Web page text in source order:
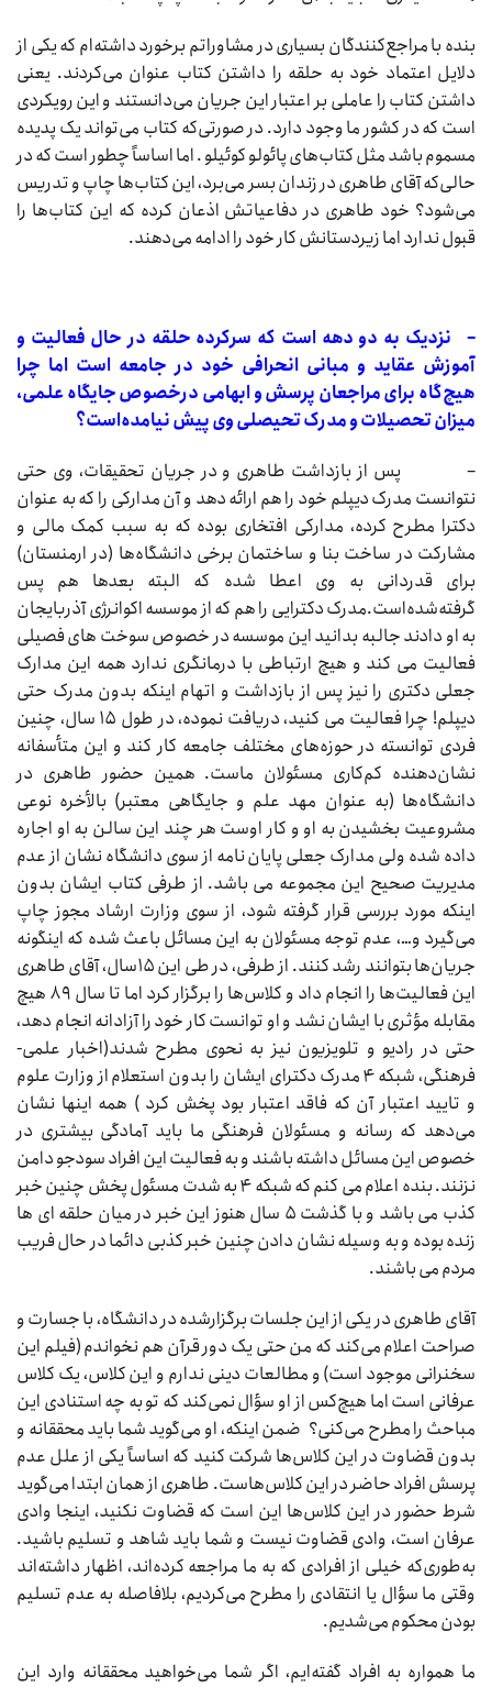
بنده با مراجع‌کنندگان بسیاری در مشاوراتم برخورد داشته‌ام که یکی از
دلایل اعتماد خود به حلقه را داشتن کتاب عنوان می‌کردند. یعنی
داشتن کتاب را عاملی بر اعتبار این جریان می‌دانستند و این رویکردی
است که در کشور ما وجود دارد. در صورتی‌که کتاب می‌تواند یک پدیده
مسموم باشد مثل کتاب‌های پائولو کوئیلو . اما اساساً چطور است که در
حالی‌که آقای طاهری در زندان بسر می‌برد، این کتاب‌ها چاپ و تدریس
می‌شود؟ خود طاهری در دفاعیاتش اذعان کرده که این کتاب‌ها را
قبول ندارد اما زیردستانش کار خود را ادامه می‌دهند.
– نزدیک به دو دهه است که سرکرده حلقه در حال فعالیت و
آموزش عقاید و مبانی انحرافی خود در جامعه است اما چرا
هیچ‌گاه برای مراجعان پرسش و ابهامی درخصوص جایگاه علمی،
‌میزان تحصیلات و مدرک تحیصلی وی پیش نیامده‌است؟
– پس از بازداشت طاهری و در جریان تحقیقات، وی حتی
نتوانست مدرک دیپلم خود را هم ارائه دهد و آن مدارکی را که به عنوان
دکترا مطرح کرده، مدارکی افتخاری بوده که به سبب کمک مالی و
مشارکت در ساخت بنا و ساختمان برخی دانشگاه‌ها (در ارمنستان)
برای قدردانی به وی اعطا شده که البته بعدها هم پس
گرفته‌شده‌است.مدرک دکترایی را هم که از موسسه اکوانرژی آذربایجان
به او دادند جالبه بدانید این موسسه در خصوص سوخت های فصیلی
فعالیت می کند و هیچ ارتباطی با درمانگری ندارد همه این مدارک
جعلی دکتری را نیز پس از بازداشت و اتهام اینکه بدون مدرک حتی
دیپلم! چرا فعالیت می کنید، دریافت نموده، در طول ۱۵ سال، چنین
فردی توانسته در حوزه‌های مختلف جامعه کار کند و این متأسفانه
نشان‌‌دهنده کم‌کاری مسئولان ماست. همین حضور طاهری در
دانشگاه‌ها (به عنوان مهد علم و جایگاهی معتبر) بالأخره نوعی
مشروعیت بخشیدن به او و کار اوست هر چند این سالن به او اجاره
داده شده ولی مدارک جعلی پایان نامه از سوی دانشگاه نشان از عدم
مدیریت صحیح این مجموعه می باشد. از طرفی کتاب ایشان بدون
اینکه مورد بررسی قرار گرفته شود، از سوی وزارت ارشاد مجوز چاپ
می‌‌گیرد و…، عدم توجه مسئولان به این مسائل باعث شده که اینگونه
جریان‌ها بتوانند رشد کنند. از طرفی، در طی این ۱۵سال، آقای طاهری
این فعالیت‌ها را انجام داد و کلاس‌ها را برگزار کرد اما تا سال ۸۹ هیچ
مقابله مؤثری با ایشان نشد و او توانست کار خود را آزادانه انجام دهد،
‌حتی در رادیو و تلویزیون نیز به نحوی مطرح شدند(اخبار علمی-
فرهنگی، شبکه ۴ مدرک دکترای ایشان را بدون استعلام از وزارت علوم
و تایید اعتبار آن که فاقد اعتبار بود پخش کرد ) همه اینها نشان
می‌دهد که رسانه و مسئولان فرهنگی ما باید آمادگی بیشتری در
خصوص این مسائل داشته باشند و به فعالیت این افراد سودجو دامن
نزنند. بنده اعلام می کنم که شبکه ۴ به شدت مسئول پخش چنین خبر
کذب می باشد و با گذشت ۵ سال هنوز این خبر در میان حلقه ای ها
زنده بوده و به وسیله نشان دادن چنین خبر کذبی دائما در حال فریب
مردم می باشند.
آقای طاهری در یکی از این جلسات برگزارشده در دانشگاه، با جسارت و
صراحت ‌اعلام می‌کند که من حتی یک دور قرآن هم نخواندم (فیلم این
سخنرانی موجود است) و مطالعات دینی ندارم و این کلاس، یک کلاس
عرفانی است اما هیچ‌کس از او سؤال نمی‌کند که تو به چه استنادی این
مباحث را مطرح می‌کنی؟ ضمن اینکه، او می‌گوید شما باید محققانه و
بدون قضاوت در این کلاس‌ها شرکت کنید که اساساً یکی از علل عدم
پرسش افراد حاضر در این کلاس‌هاست. طاهری از همان ابتدا می‌گوید
شرط حضور در این کلاس‌ها این است که قضاوت نکنید، اینجا وادی
عرفان است، وادی قضاوت نیست و شما باید شاهد و تسلیم باشید.
به‌طوری‌که خیلی از افرادی که به ما مراجعه کرده‌اند، اظهار داشته‌اند
وقتی ما سؤال یا انتقادی را مطرح می‌کردیم،‌ بلافاصله به عدم تسلیم
بودن محکوم می‌شدیم.
ما همواره به افراد گفته‌ایم، اگر شما می‌خواهید محققانه وارد این